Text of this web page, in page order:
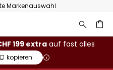
Markenauswahl
199 extra auf fast alles
kopieren